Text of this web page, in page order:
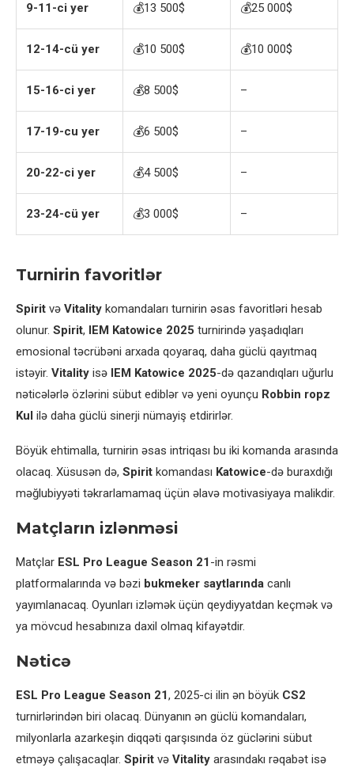
9-11-ci yer 💰13 500$ 💰25 000$
12-14-cü yer 💰10 500$ 💰10 000$
15-16-ci yer 💰8 500$ –
17-19-cu yer 💰6 500$ –
20-22-ci yer 💰4 500$ –
23-24-cü yer 💰3 000$ –
Turnirin favoritlər
Spirit və Vitality komandaları turnirin əsas favoritləri hesab
olunur. Spirit, IEM Katowice 2025 turnirində yaşadıqları
emosional təcrübəni arxada qoyaraq, daha güclü qayıtmaq
istəyir. Vitality isə IEM Katowice 2025-də qazandıqları uğurlu
nəticələrlə özlərini sübut ediblər və yeni oyunçu Robbin ropz
Kul ilə daha güclü sinerji nümayiş etdirirlər.
Böyük ehtimalla, turnirin əsas intriqası bu iki komanda arasında
olacaq. Xüsusən də, Spirit komandası Katowice-də buraxdığı
məğlubiyyəti təkrarlamamaq üçün əlavə motivasiyaya malikdir.
Matçların izlənməsi
Matçlar ESL Pro League Season 21 -in rəsmi
platformalarında və bəzi bukmeker saytlarında canlı
yayımlanacaq. Oyunları izləmək üçün qeydiyyatdan keçmək və
ya mövcud hesabınıza daxil olmaq kifayətdir.
Nəticə
ESL Pro League Season 21, 2025-ci ilin ən böyük CS2
turnirlərindən biri olacaq. Dünyanın ən güclü komandaları,
milyonlarla azarkeşin diqqəti qarşısında öz güclərini sübut
etməyə çalışacaqlar. Spirit və Vitality arasındakı rəqabət isə